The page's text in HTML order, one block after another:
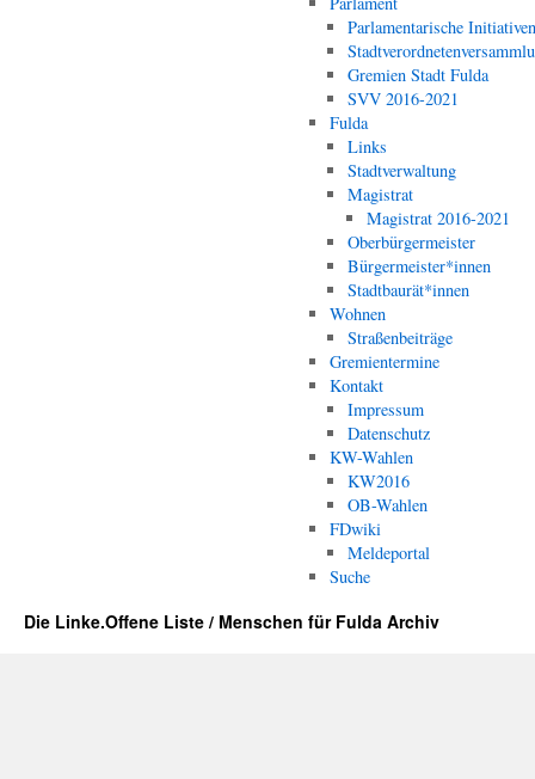
Parlamentarische
Gremien Stadt Fulda
SVV 2016-2021
Fulda
Links
Stadtverwaltung
Magistrat
Magistrat 2016-2021
Oberbürgermeister
Bürgermeister*innen
Stadtbaurät*innen
Wohnen
Straßenbeiträge
Gremientermine
Kontakt
Impressum
Datenschutz
KW-Wahlen
KW2016
OB-Wahlen
FDwiki
Meldeportal
Suche
Die Linke.Offene Liste / Menschen für Fulda Archiv